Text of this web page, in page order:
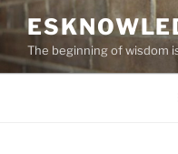
Skip
to
contentThe beginning of wisdom